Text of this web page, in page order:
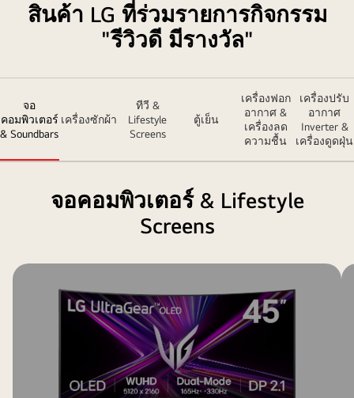
สินค้า LG ที่ร่วมรายการกิจกรรม
"รีวิวดี มีรางวัล"
จอ
คอมพิวเตอร์
& Soundbars
เครื่องซักผ้า
ทีวี &
Lifestyle
Screens
ตู้เย็น
เครื่องฟอก
อากาศ &
เครื่องลด
ความชื้น
เครื่องปรับ
อากาศ
Inverter &
เครื่องดูดฝุ่น
จอคอมพิวเตอร์ & Lifestyle
Screens